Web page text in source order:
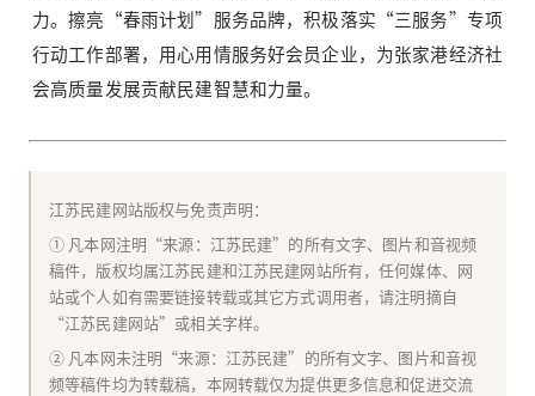
力。擦亮“春雨计划”服务品牌，积极落实“三服务”专项
行动工作部署，用心用情服务好会员企业，为张家港经济社
会高质量发展贡献民建智慧和力量。
江苏民建网站版权与免责声明：
① 凡本网注明“来源：江苏民建”的所有文字、图片和音视频
稿件，版权均属江苏民建和江苏民建网站所有，任何媒体、网
站或个人如有需要链接转载或其它方式调用者，请注明摘自
“江苏民建网站”或相关字样。
② 凡本网未注明“来源：江苏民建”的所有文字、图片和音视
频等稿件均为转载稿，本网转载仅为提供更多信息和促进交流